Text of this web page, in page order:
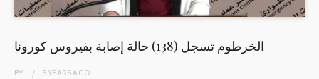
الخرطوم تسجل (138) حالة إصابة بفيروس كورونا
BY 5 YEARSAGO